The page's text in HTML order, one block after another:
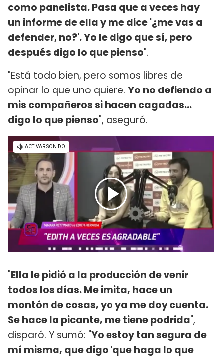
como panelista. Pasa que a veces hay
un informe de ella y me dice '¿me vas a
defender, no?'. Yo le digo que sí, pero
después digo lo que pienso".
"Está todo bien, pero somos libres de
opinar lo que uno quiere. Yo no defiendo a
mis compañeros si hacen cagadas...
digo lo que pienso", aseguró.
"Ella le pidió a la producción de venir
todos los días. Me imita, hace un
montón de cosas, yo ya me doy cuenta.
Se hace la picante, me tiene podrida",
disparó. Y sumó: "Yo estoy tan segura de
mí misma, que digo 'que haga lo que